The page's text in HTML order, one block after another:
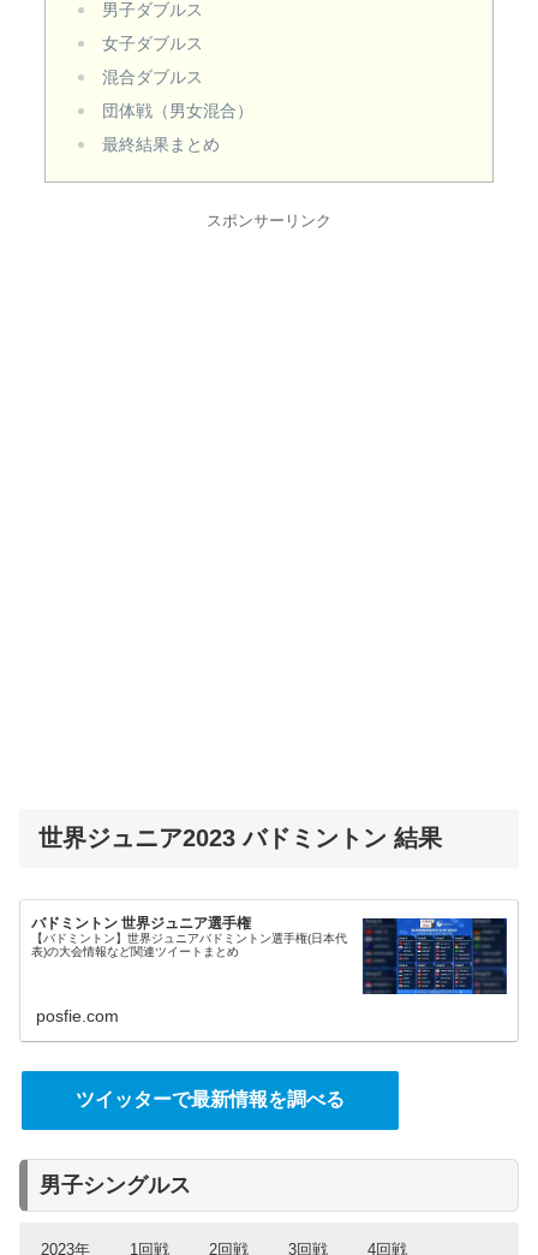
男子ダブルス
女子ダブルス
混合ダブルス
団体戦（男女混合）
最終結果まとめ
スポンサーリンク
世界ジュニア2023 バドミントン 結果
バドミントン 世界ジュニア選手権
【バドミントン】世界ジュニアバドミントン選手権(日本代
表)の大会情報など関連ツイートまとめ
posfie.com
ツイッターで最新情報を調べる
男子シングルス
2023年 1回戦 2回戦 3回戦 4回戦